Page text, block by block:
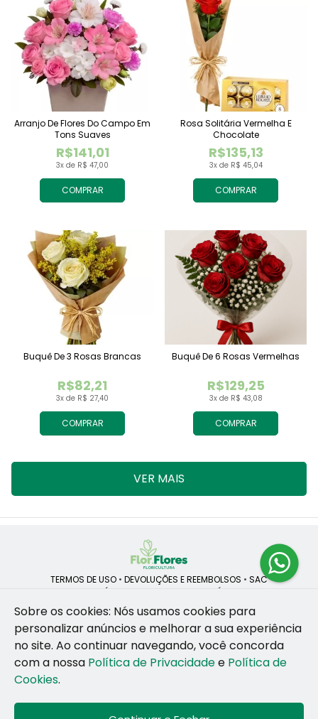
COMPRAR
3x de R$ 47,00
R$141,01
Arranjo De Flores Do Campo Em
Tons Suaves
COMPRAR
3x de R$ 45,04
R$135,13
Rosa Solitária Vermelha E
Chocolate
COMPRAR
3x de R$ 27,40
R$82,21
Buquê De 3 Rosas Brancas
COMPRAR
3x de R$ 43,08
R$129,25
Buquê De 6 Rosas Vermelhas
VER MAIS
TERMOS DE USO • DEVOLUÇÕES E REEMBOLSOS • SAC
POLÍTICA DE PRIVACIDADE POLÍTICA DE COOKIES
ROSANE CRISTINA LINS DE VESCONCELOS | CNPJ: 55.381.783/0001-92
CAIS SANTA RITA, no SN, BOX 34-35, Sao Jose - Recife - PE - 50020-
© 2024-2026 - Todos os direitos reservados - Desenvolvido por
Sobre os cookies: Nós usamos cookies para
personalizar anúncios e melhorar a sua experiência
no site. Ao continuar navegando, você concorda
com a nossa Política de Privacidadee Política de
Cookies.